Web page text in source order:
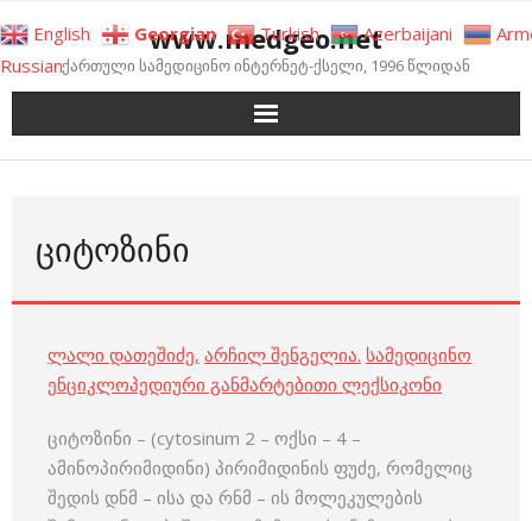
to
content
www.medgeo.net
ქართული სამედიცინო ინტერნეტ-ქსელი, 1996 წლიდან
ᲪᲘᲢᲝᲖᲘᲜᲘ
ლალი დათეშიძე, არჩილ შენგელია. სამედიცინო
ენციკლოპედიური განმარტებითი ლექსიკონი
ციტოზინი – (cytosinum 2 – ოქსი – 4 –
ამინოპირიმიდინი) პირიმიდინის ფუძე, რომელიც
შედის დნმ – ისა და რნმ – ის მოლეკულების
English Georgian Turkish Azerbaijani
Russian